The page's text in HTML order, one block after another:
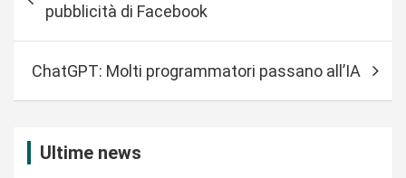
pubblicità di Facebook
ChatGPT: Molti programmatori passano all’IA
Ultime news